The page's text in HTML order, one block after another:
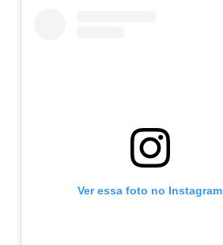
Ver essa foto no Instagram